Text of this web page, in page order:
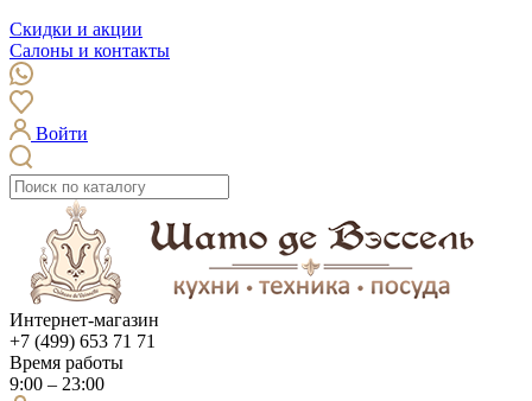
Скидки и акции
Салоны и контакты
Войти
Интернет-магазин
+7 (499) 653 71 71
Время работы
9:00 – 23:00